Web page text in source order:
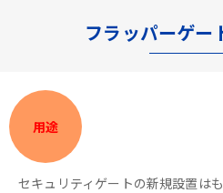
フラッパーゲー
用途
セキュリティゲートの新規設置は